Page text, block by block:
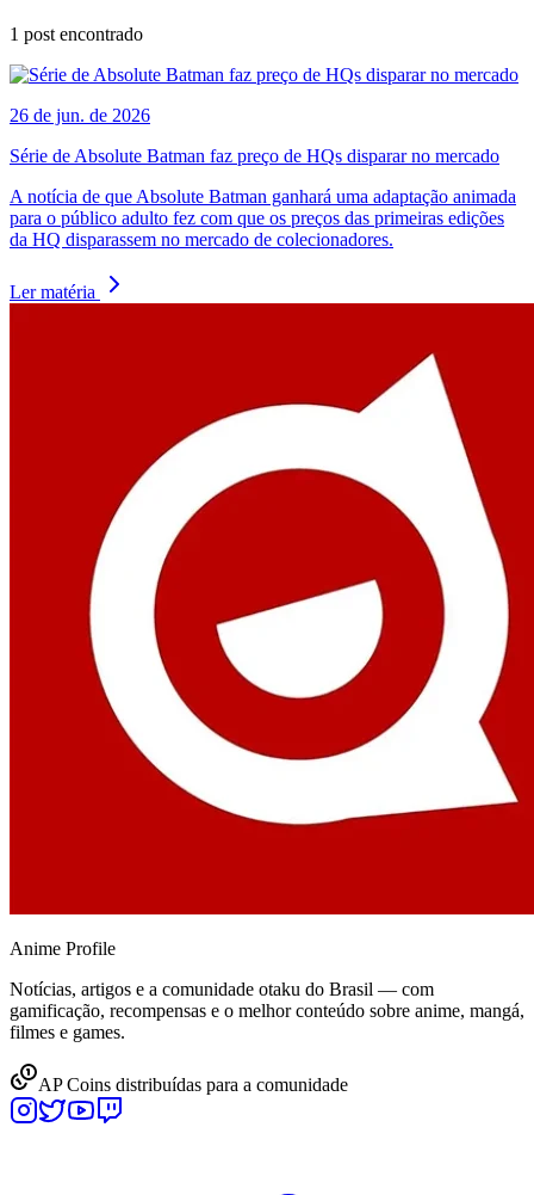
1 post encontrado
26 de jun. de 2026
Série de Absolute Batman faz preço de HQs disparar no mercado
A notícia de que Absolute Batman ganhará uma adaptação animada
para o público adulto fez com que os preços das primeiras edições
da HQ disparassem no mercado de colecionadores.
Ler matéria
Anime Profile
Notícias, artigos e a comunidade otaku do Brasil — com
gamificação, recompensas e o melhor conteúdo sobre anime, mangá,
filmes e games.
AP Coins distribuídas para a comunidade